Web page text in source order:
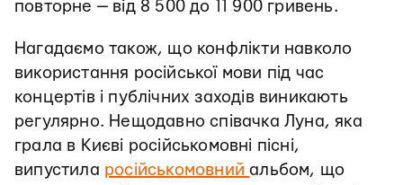
повторне — від 8 500 до 11 900 гривень.
Нагадаємо також, що конфлікти навколо
використання російської мови під час
концертів і публічних заходів виникають
регулярно. Нещодавно співачка Луна, яка
грала в Києві російськомовні пісні,
випустила російськомовнийальбом, що